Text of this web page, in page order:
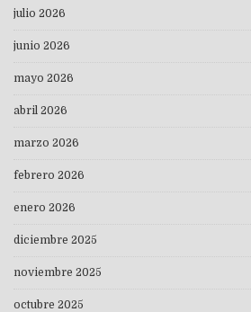
julio 2026
junio 2026
mayo 2026
abril 2026
marzo 2026
febrero 2026
enero 2026
diciembre 2025
noviembre 2025
octubre 2025